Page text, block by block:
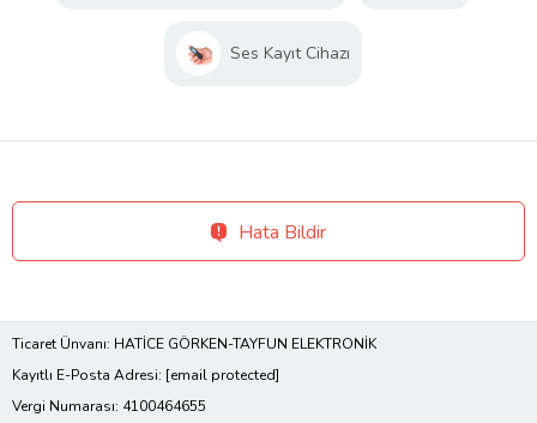
Ses Kayıt Cihazı
Hata Bildir
Ticaret Ünvanı: HATİCE GÖRKEN-TAYFUN ELEKTRONİK
Kayıtlı E-Posta Adresi: [email protected]
Vergi Numarası: 4100464655